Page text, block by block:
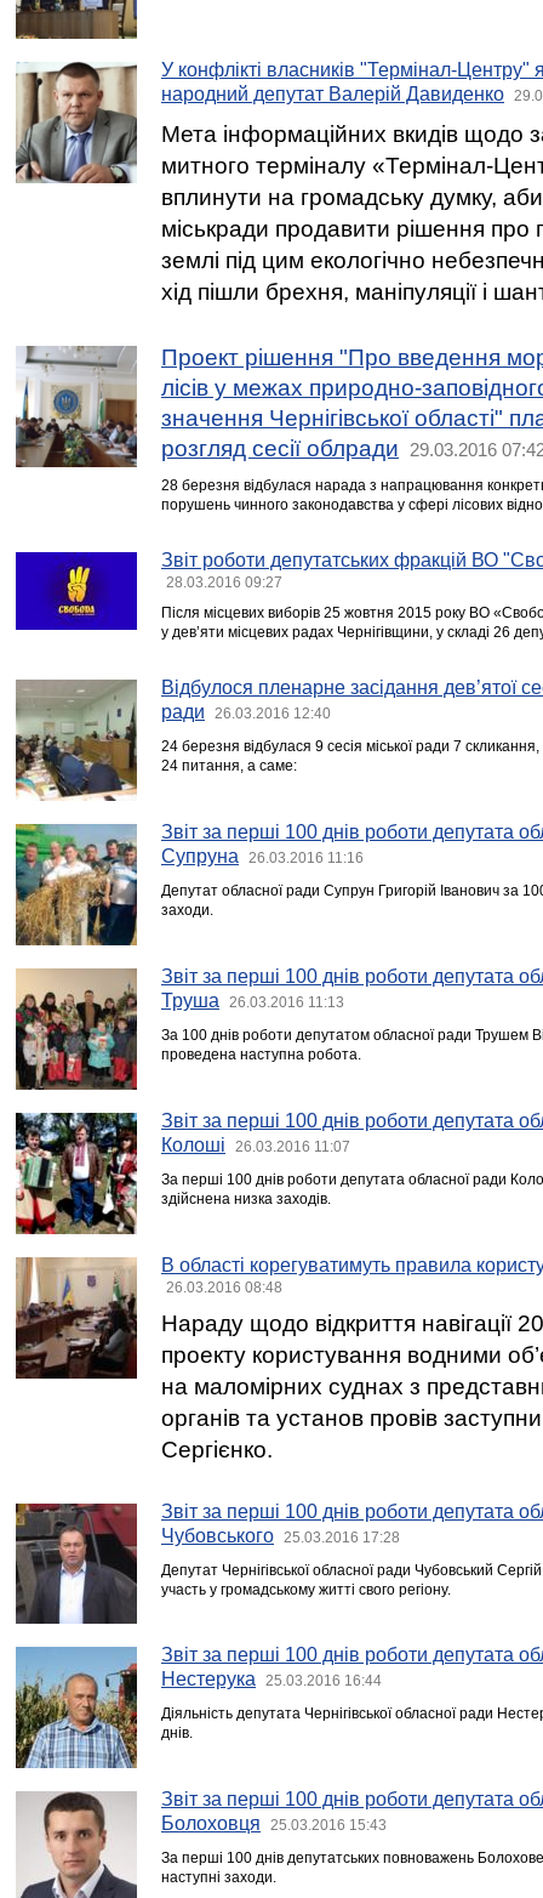
У конфлікті власників "Термінал-Центру"
народний депутат Валерій Давиденко
Мета інформаційних вкидів щодо
митного терміналу «Термінал-
вплинути на громадську думку,
міськради продавити рішення
землі під цим екологічно
хід пішли брехня, маніпуляції і
Проект рішення "Про введення
лісів у межах природно-
значення Чернігівської області"
розгляд сесії облради
29.03.2016
28 березня відбулася нарада з напрацювання
порушень чинного законодавства у сфері лісових
Звіт роботи депутатських фракцій ВО
28.03.2016 09:27
Після місцевих виборів 25 жовтня 2015 року ВО
у дев’яти місцевих радах Чернігівщини, у складі 26
Відбулося пленарне засідання дев’ятої
ради
26.03.2016 12:40
24 березня відбулася 9 сесія міської ради 7
24 питання, а саме:
Звіт за перші 100 днів роботи депутата
Супруна
26.03.2016 11:16
Депутат обласної ради Супрун Григорій Іванович за
заходи.
Звіт за перші 100 днів роботи депутата
Труша
26.03.2016 11:13
За 100 днів роботи депутатом обласної ради Трушем
проведена наступна робота.
Звіт за перші 100 днів роботи депутата
Колоші
26.03.2016 11:07
За перші 100 днів роботи депутата обласної ради
здійснена низка заходів.
В області корегуватимуть правила
26.03.2016 08:48
Нараду щодо відкриття навігації
проекту користування водними
на маломірних суднах з
органів та установ провів
Сергієнко.
Звіт за перші 100 днів роботи депутата
Чубовського
25.03.2016 17:28
Депутат Чернігівської обласної ради Чубовський
участь у громадському житті свого регіону.
Звіт за перші 100 днів роботи депутата
Нестерука
25.03.2016 16:44
Діяльність депутата Чернігівської обласної ради
днів.
Звіт за перші 100 днів роботи депутата
Болоховця
25.03.2016 15:43
За перші 100 днів депутатських повноважень
наступні заходи.